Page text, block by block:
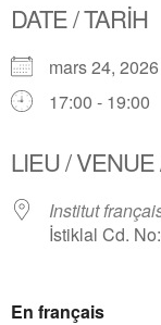
DATE / TARİH
mars 24,
17:00 - 19:00
LIEU /
Institut
İstiklal Cd.
En français